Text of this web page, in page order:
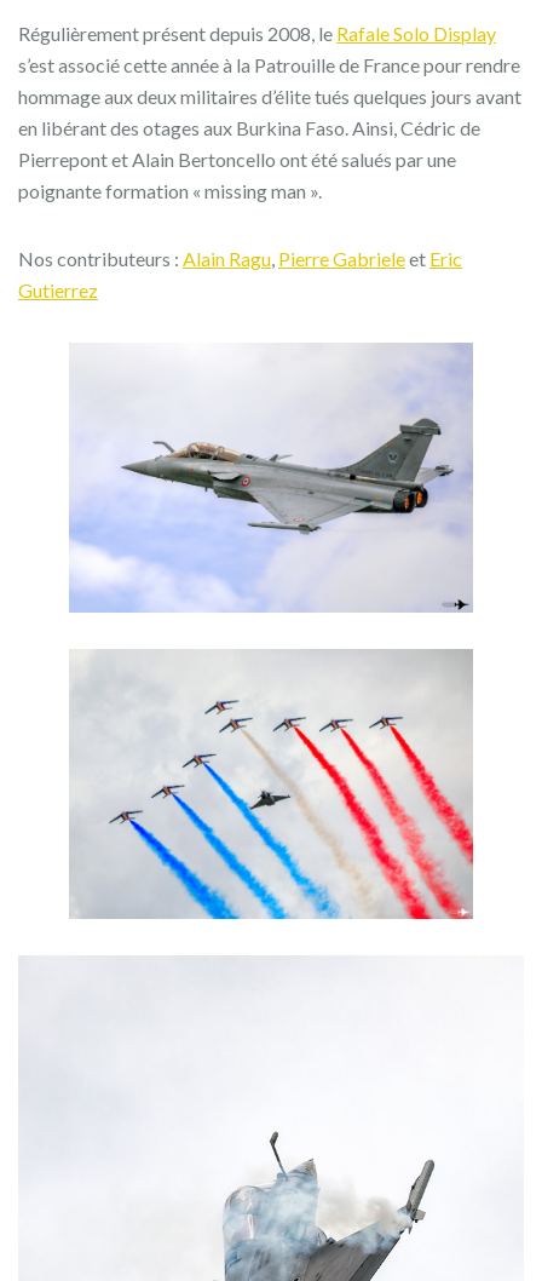
Régulièrement présent depuis 2008, le Rafale Solo Display
s’est associé cette année à la Patrouille de France pour rendre
hommage aux deux militaires d’élite tués quelques jours avant
en libérant des otages aux Burkina Faso. Ainsi, Cédric de
Pierrepont et Alain Bertoncello ont été salués par une
poignante formation « missing man ».
Nos contributeurs : Alain Ragu Pierre Gabrieleet Eric
Gutierrez